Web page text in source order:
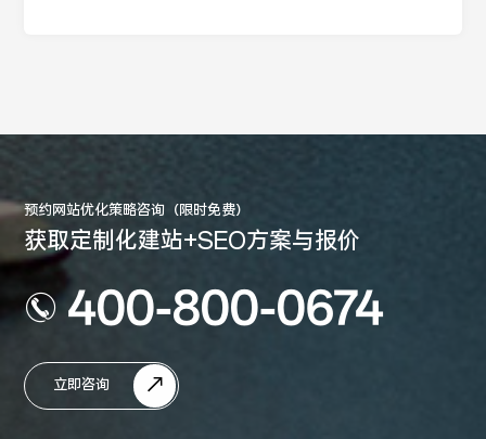
预约网站优化策略咨询（限时免费）
获取定制化建站+SEO方案与报价
400-800-0674
立即咨询